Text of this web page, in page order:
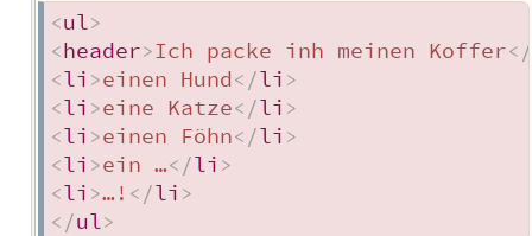
<ul>
<header>Ich packe inh meinen Koffer</
<li >einen Hund</li >
<li >eine Katze</li >
<li >einen Föhn</li >
<li >ein …</li >
<li >…! </li >
</ul>